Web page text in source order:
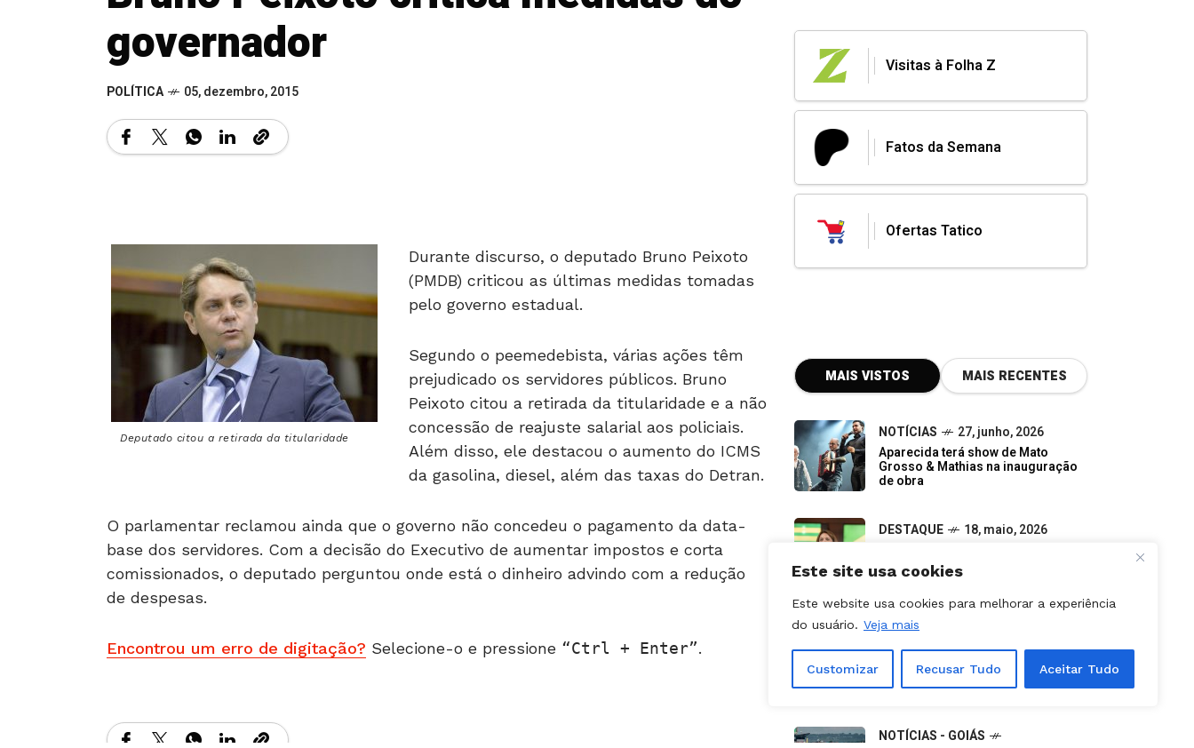
Este site usa cookies
Este website usa cookies para melhorar a experiência
do usuário. Veja mais
Customizar Recusar Tudo Aceitar Tudo
governador
POLÍTICA 05, dezembro, 2015
Deputado citou a retirada da titularidade
(PMDB) criticou as últimas medidas tomadas
pelo governo estadual.
prejudicado os servidores públicos. Bruno
Peixoto citou a retirada da titularidade e a não
concessão de reajuste salarial aos policiais.
Além disso, ele destacou o aumento do ICMS
da gasolina, diesel, além das taxas do Detran.
base dos servidores. Com a decisão do Executivo de aumentar impostos e corta
comissionados, o deputado perguntou onde está o dinheiro advindo com a redução
de despesas.
Visitas à Folha Z
Fatos da Semana
Ofertas Tatico
NOTÍCIAS
Grosso & Mathias na inauguração
de obra
DESTAQUE
vagas ao Senado
NOTÍCIAS - GOIÂNIA
07, junho, 2026
Do descarte à oportunidade:
pequenos negócios impulsionam a
economia verde em Goiás
NOTÍCIAS - GOIÁS
Canceladas etapas da Stock Car e
Porsche Cup previstas para